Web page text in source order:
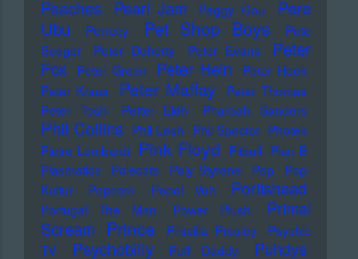
Peaches Pearl Jam Peggy Gou
Pere
Ubu
Perrecy Pet Shop Boys
Pete
Seeger
Peter Doherty Peter Evans
Peter
Fox
Peter Green Peter Hein
Peter Hook
Peter Kraus
Peter Maffay
Peter Thomas
Peter Tosh
Petter Eldh Pharoah Sanders
Phil Collins Phil Lesh Phil Spector Photek
Pietro Lombardi
Pink Floyd Pitbull Plan B
Plasmatics
Polecats Poly Styrene Pop
Pop-
Kultur
Popcorn Popol Vuh Portishead
Portugal The Man Power Plush
Primal
Scream
Prince Priscilla Presley
Psychic
TV
Psychobilly Puff Daddy
Puhdys